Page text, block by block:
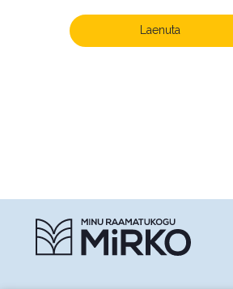
Laenuta